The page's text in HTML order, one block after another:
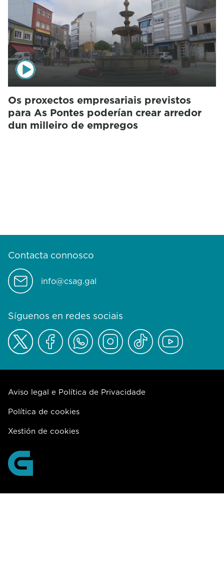
Os proxectos empresariais previstos
para As Pontes poderían crear arredor
dun milleiro de empregos
Contacta connosco
info@csag.gal
Síguenos en redes sociais
Aviso legal e Política de Privacidade
Política de cookies
Xestión de cookies